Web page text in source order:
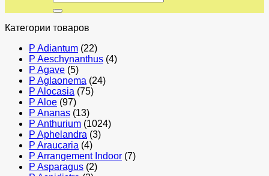
Категории товаров
P Adiantum (22)
P Aeschynanthus (4)
P Agave (5)
P Aglaonema (24)
P Alocasia (75)
P Aloe (97)
P Ananas (13)
P Anthurium (1024)
P Aphelandra (3)
P Araucaria (4)
P Arrangement Indoor (7)
P Asparagus (2)